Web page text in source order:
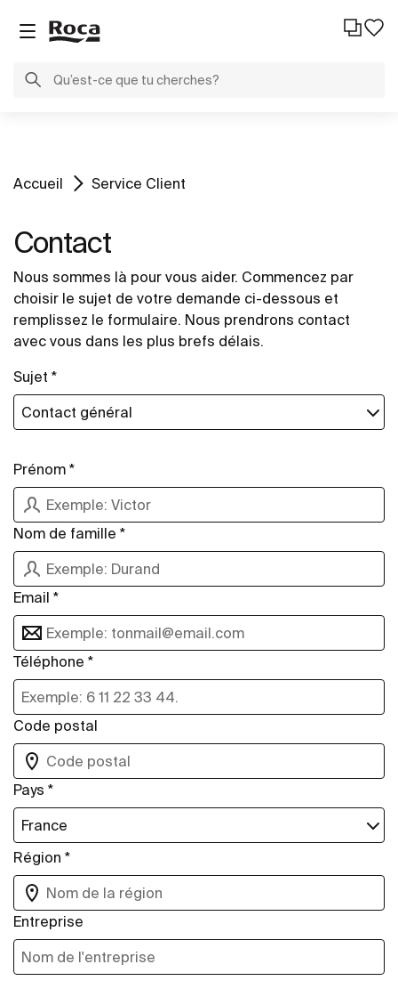
Accueil Service Client
Contact
Nous sommes là pour vous aider. Commencez par
choisir le sujet de votre demande ci-dessous et
remplissez le formulaire. Nous prendrons contact
avec vous dans les plus brefs délais.
Sujet *
Prénom *
Nom de famille *
Email *
Téléphone *
Code postal
Pays *
Région *
Entreprise